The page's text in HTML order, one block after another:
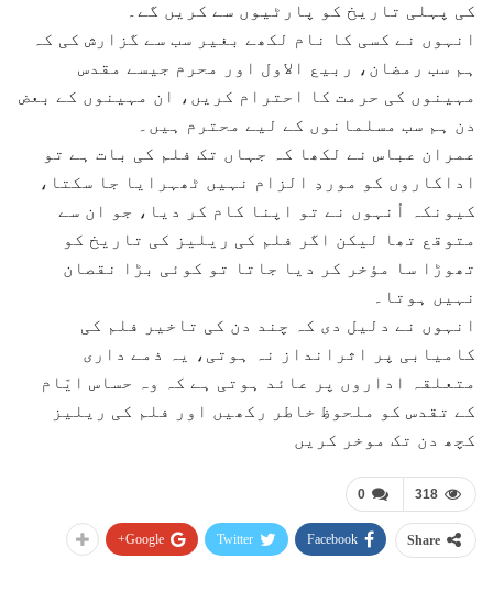
کی پہلی تاریخ کو پارٹیوں سے کریں گے۔
انہوں نے کسی کا نام لکھے بغیر سب سے گزارش کی کہ
ہم سب رمضان، ربیع الاول اور محرم جیسے مقدس
مہینوں کی حرمت کا احترام کریں، ان مہینوں کے بعض
دن ہم سب مسلمانوں کے لیے محترم ہیں۔
عمران عباس نے لکھا کہ جہاں تک فلم کی بات ہے تو
اداکاروں کو موردِ الزام نہیں ٹھہرایا جا سکتا،
کیونکہ اُنہوں نے تو اپنا کام کر دیا، جو ان سے
متوقع تھا لیکن اگر فلم کی ریلیز کی تاریخ کو
تھوڑا سا مؤخر کر دیا جاتا تو کوئی بڑا نقصان
نہیں ہوتا۔
انہوں نے دلیل دی کہ چند دن کی تاخیر فلم کی
کامیابی پر اثرانداز نہ ہوتی، یہ ذمے داری
متعلقہ اداروں پر عائد ہوتی ہے کہ وہ حساس ایّام
کے تقدس کو ملحوظِ خاطر رکھیں اور فلم کی ریلیز
کچھ دن تک موخر کریں
0 318
Share
Facebook
Twitter
Google+